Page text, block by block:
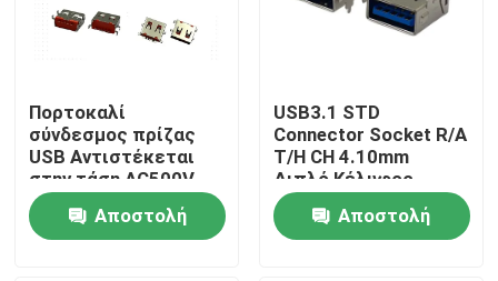
Γύρος εργοστασίων
Ποιοτικός έλεγχος
Επαφή ΗΠΑ
Ζητήστε ένα απόσπασμα
Πορτοκαλί
σύνδεσμος πρίζας
USB Αντιστέκεται
στην τάση AC500V
υψηλή απόδοση
Αποστολή
USB3.1 STD
Connector Socket R/A
T/H CH 4.10mm
Διπλό Κέλυφος
Συμμορφούμενο με
το RoHS και Χωρίς
Χοαλόγόνο
Αποστολή